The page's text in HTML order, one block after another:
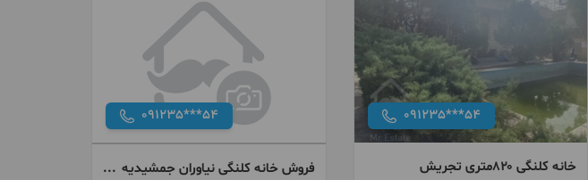
091235***54
خانه کلنگی ۸۲۰متری تجریش
091235***54
فروش خانه کلنگی نیاوران جمشیدیه